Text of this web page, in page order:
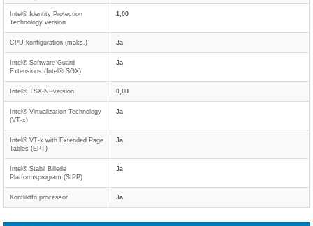
Intel® Identity Protection
Technology version
1,00
CPU-konfiguration (maks.) Ja
Intel® Software Guard
Extensions (Intel® SGX)
Ja
Intel® TSX-NI-version 0,00
Intel® Virtualization Technology
(VT-x)
Ja
Intel® VT-x with Extended Page
Tables (EPT)
Ja
Intel® Stabil Billede
Platformsprogram (SIPP)
Ja
Konfliktfri processor Ja